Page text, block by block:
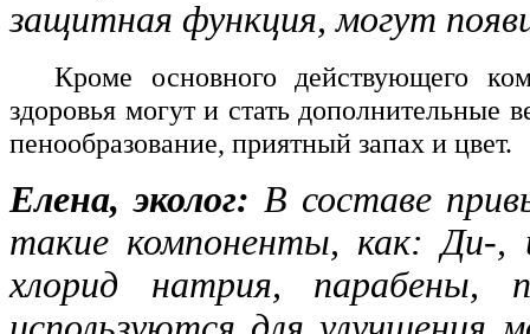
защитная функция, могут
Кроме основного действующего
здоровья могут и стать
пенообразование, приятный запах и цвет.
Елена, эколог: В составе
такие компоненты, как: Ди-,
хлорид натрия, парабены,